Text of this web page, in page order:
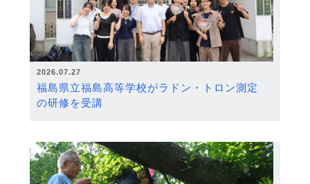
2026.07.27
福島県立福島高等学校がラドン・トロン測定
の研修を受講